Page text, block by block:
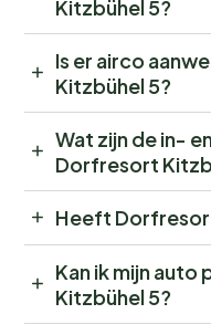
Kitzbühel 5?
Is er airco
Kitzbühel 5?
Wat zijn de in-
Dorfresort
Heeft
Kan ik mijn
Kitzbühel 5?